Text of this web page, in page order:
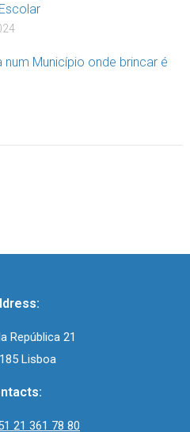
num Município onde brincar é
República 21
Lisboa
21 361 78 80